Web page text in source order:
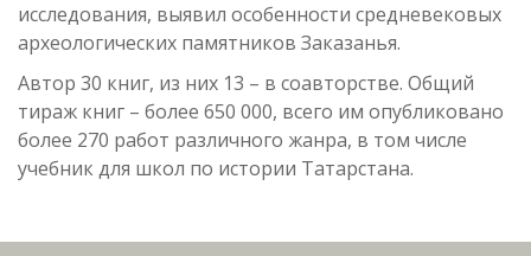
исследования, выявил особенности средневековых
археологических памятников Заказанья.
Автор 30 книг, из них 13 – в соавторстве. Общий
тираж книг – более 650 000, всего им опубликовано
более 270 работ различного жанра, в том числе
учебник для школ по истории Татарстана.